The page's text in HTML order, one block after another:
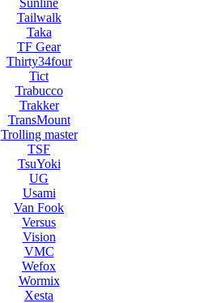
Sunline
Tailwalk
Taka
TF Gear
Thirty34four
Tict
Trabucco
Trakker
TransMount
Trolling master
TSF
TsuYoki
UG
Usami
Van Fook
Versus
Vision
VMC
Wefox
Wormix
Xesta